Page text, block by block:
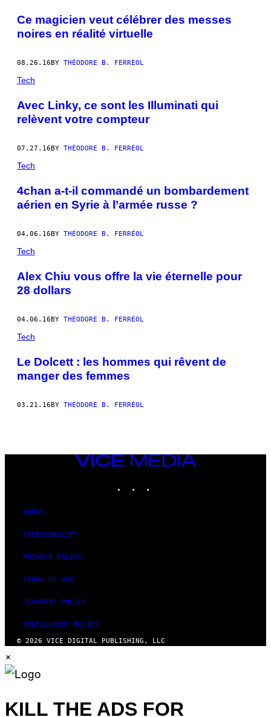
Ce magicien veut célébrer des messes
noires en réalité virtuelle
08.26.16BY THÉODORE B. FERRÉOL
Tech
Avec Linky, ce sont les Illuminati qui
relèvent votre compteur
07.27.16BY THÉODORE B. FERRÉOL
Tech
4chan a-t-il commandé un bombardement
aérien en Syrie à l’armée russe ?
04.06.16BY THÉODORE B. FERRÉOL
Tech
Alex Chiu vous offre la vie éternelle pour
28 dollars
04.06.16BY THÉODORE B. FERRÉOL
Tech
Le Dolcett : les hommes qui rêvent de
manger des femmes
03.21.16BY THÉODORE B. FERRÉOL
VICE
MEDIA
ABOUT
ACCESSIBILITY
PRIVACY POLICY
TERMS OF USE
SECURITY POLICY
FULFILLMENT POLICY
© 2026 VICE DIGITAL PUBLISHING, LLC
×
KILL THE ADS FOR